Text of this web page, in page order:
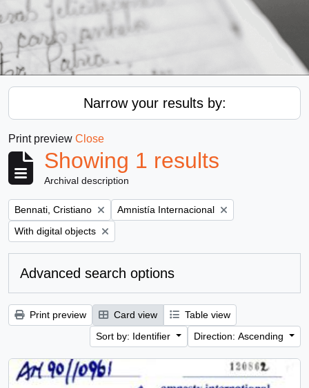
Narrow your results by:
Print preview Close
Showing 1 results
Archival description
Remove filter:
Bennati, Cristiano Remove filter:
Amnistía Internacional
Remove filter:
With digital objects
Advanced search options
Print preview Card view
Table view
Sort by: Identifier
Direction: Ascending